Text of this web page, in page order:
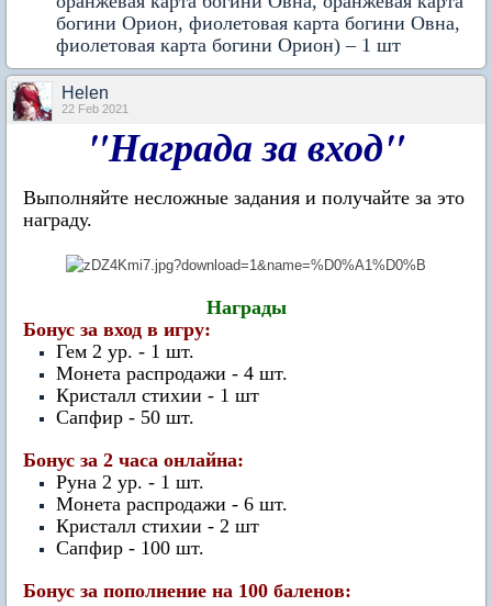
богини Орион, фиолетовая карта богини Овна,
фиолетовая карта богини Орион) – 1 шт
Нelen
22 Feb 2021
"Награда за вход"
Выполняйте несложные задания и получайте за это
награду.
Награды
Бонус за вход в игру:
Гем 2 ур. - 1 шт.
Монета распродажи - 4 шт.
Кристалл стихии - 1 шт
Сапфир - 50 шт.
Бонус за 2 часа онлайна:
Руна 2 ур. - 1 шт.
Монета распродажи - 6 шт.
Кристалл стихии - 2 шт
Сапфир - 100 шт.
Бонус за пополнение на 100 баленов: